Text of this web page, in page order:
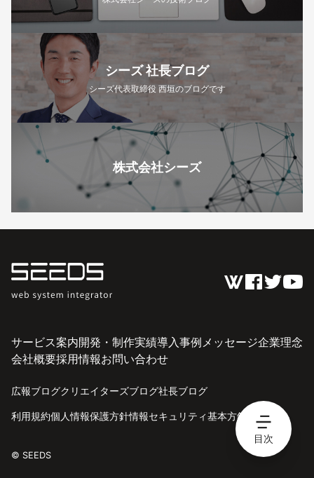
シーズ 社長ブログ
シーズ代表取締役 西垣のブログです
株式会社シーズ
サービス案内開発・制作実績導入事例メッセージ企業理念
会社概要採用情報お問い合わせ
広報ブログクリエイターズブログ社長ブログ
利用規約個人情報保護方針情報セキュリティ基本方針
© SEEDS
目次